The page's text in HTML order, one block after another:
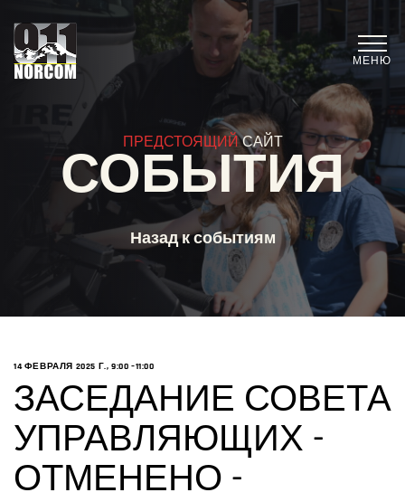
МЕНЮ
ПРЕДСТОЯЩИЙСАЙТ
СОБЫТИЯ
Назад к событиям
14 ФЕВРАЛЯ 2025 Г., 9:00 –11:00
ЗАСЕДАНИЕ СОВЕТА
УПРАВЛЯЮЩИХ -
ОТМЕНЕНО -